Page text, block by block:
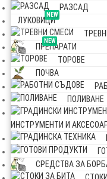
РАЗСАД
NEW
ЛУКОВИЦИ
NEW
ПРЕПАРАТИ
ТОРОВЕ
ПОЧВА
ПОЛИВАНЕ
ИНСТРУМЕНТИ И
СРЕДСТВА ЗА